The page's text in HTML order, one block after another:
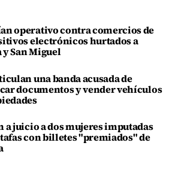
operativo contra comercios de
electrónicos hurtados a
y San Miguel
una banda acusada de
documentos y vender vehículos
a juicio a dos mujeres imputadas
con billetes "premiados" de